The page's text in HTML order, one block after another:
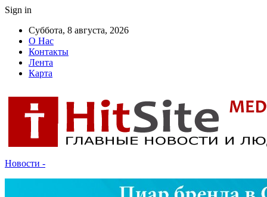
Sign in
Суббота, 8 августа, 2026
О Нас
Контакты
Лента
Карта
Новости -